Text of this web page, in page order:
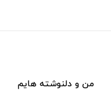
من و دلنوشته هایم